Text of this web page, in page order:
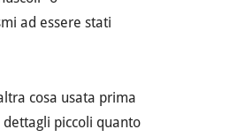
ad essere stati
cosa usata prima
piccoli quanto